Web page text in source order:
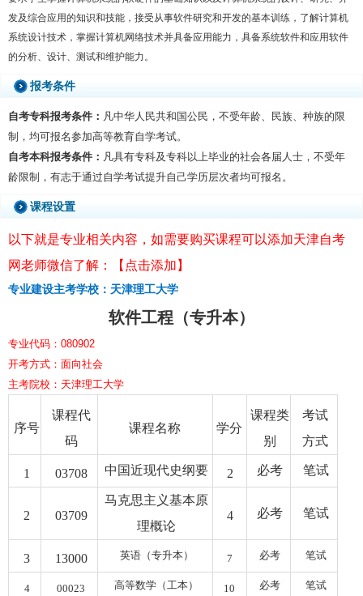
发及综合应用的知识和技能，接受从事软件研究和开发的基本训练，了解计算机
系统设计技术，掌握计算机网络技术并具备应用能力，具备系统软件和应用软件
的分析、设计、测试和维护能力。
报考条件
自考专科报考条件： 凡中华人民共和国公民，不受年龄、民族、种族的限
制，均可报名参加高等教育自学考试。
自考本科报考条件： 凡具有专科及专科以上毕业的社会各届人士，不受年
龄限制，有志于通过自学考试提升自己学历层次者均可报名。
课程设置
以下就是专业相关内容，如需要购买课程可以添加天津自考
网老师微信了解：【点击添加】
专业建设主考学校：天津理工大学
软件工程（专升本）
专业代码：080902
开考方式：面向社会
主考院校：天津理工大学
序号
课程代
码
课程名称 学分
课程类
别
考试
方式
1 03708 中国近现代史纲要 2 必考 笔试
2 03709
马克思主义基本原
理概论
4 必考 笔试
3 13000 英语（专升本） 7 必考 笔试
4 00023 高等数学（工本） 10 必考 笔试